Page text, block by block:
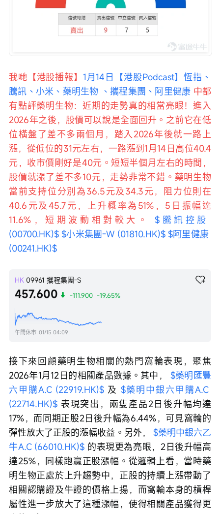
我哋【港股播報】 1月14日【港股Podcast】恆指、
騰訊、小米、藥明生物 、攜程集團、阿里健康 中都
有點評藥明生物：近期的走勢真的相當亮眼！進入
2026年之後，股價可以說是全面回升。之前它在低
位橫盤了差不多兩個月，踏入2026年後就一路上
漲，從低位的31元左右，一路漲到1月14日高位40.4
元，收市價剛好是40元。短短半個月左右的時間，
股價就漲了差不多10元，走勢非常不錯。藥明生物
當前支持位分別為36.5元及34.3元，阻力位則在
40.6元及45.7元，上升概率為51%，5日振幅達
11.6%，短期波動相對較大。 $騰訊控股
(00700.HK)$ $小米集團-W (01810.HK)$ $阿里健康
(00241.HK)$
HK 09961 攜程集團-S
457.600 -111.900 -19.65%
午間休市 01/15 04:09
接下來回顧藥明生物相關的熱門窩輪表現，聚焦
2026年1月12日的相關產品數據。其中， $藥明匯豐
六甲購A.C (22919.HK)$ 及 $藥明中銀六甲購A.C
(22714.HK)$ 表現突出，兩隻產品2日後升幅均達
17%，而同期正股2日後升幅為6.44%，可見窩輪的
彈性放大了正股的漲幅收益。另外， $藥明中銀六乙
牛A.C (66010.HK)$ 的表現更為亮眼，2日後升幅高
達25%，同樣跑贏正股漲幅。從邏輯上看，當時藥
明生物正處於上升趨勢中，正股的持續上漲帶動了
相關認購證及牛證的價格上揚，而窩輪本身的槓桿
屬性進一步放大了這種漲幅，使得相關產品獲得更